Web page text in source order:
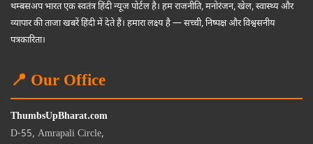
थम्बसअप भारत एक स्वतंत्र हिंदी न्यूज पोर्टल है। हम राजनीति, मनोरंजन, खेल, स्वास्थ्य और
व्यापार की ताजा खबरें हिंदी में देते हैं। हमारा लक्ष्य है — सच्ची, निष्पक्ष और विश्वसनीय
पत्रकारिता।
📍 Our Office
ThumbsUpBharat.com
D-55, Amrapali Circle,